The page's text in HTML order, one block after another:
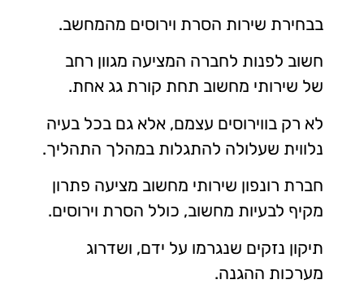
בבחירת שירות הסרת וירוסים מהמחשב.
חשוב לפנות לחברה המציעה מגוון רחב
של שירותי מחשוב תחת קורת גג אחת.
לא רק בווירוסים עצמם, אלא גם בכל בעיה
נלווית שעלולה להתגלות במהלך התהליך.
חברת רונפון שירותי מחשוב מציעה פתרון
מקיף לבעיות מחשוב, כולל הסרת וירוסים.
תיקון נזקים שנגרמו על ידם, ושדרוג
מערכות ההגנה.